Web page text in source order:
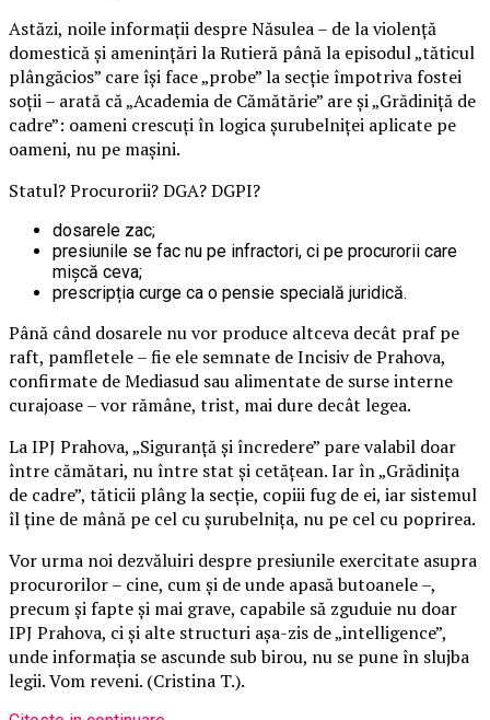
Astăzi, noile informații despre Năsulea – de la violență
domestică și amenințări la Rutieră până la episodul „tăticul
plângăcios” care își face „probe” la secție împotriva fostei
soții – arată că „Academia de Cămătărie” are și „Grădiniță de
cadre”: oameni crescuți în logica șurubelniței aplicate pe
oameni, nu pe mașini.
Statul? Procurorii? DGA? DGPI?
dosarele zac;
presiunile se fac nu pe infractori, ci pe procurorii care
mișcă ceva;
prescripția curge ca o pensie specială juridică.
Până când dosarele nu vor produce altceva decât praf pe
raft, pamfletele – fie ele semnate de Incisiv de Prahova,
confirmate de Mediasud sau alimentate de surse interne
curajoase – vor rămâne, trist, mai dure decât legea.
La IPJ Prahova, „Siguranță și încredere” pare valabil doar
între cămătari, nu între stat și cetățean. Iar în „Grădinița
de cadre”, tăticii plâng la secție, copiii fug de ei, iar sistemul
îl ține de mână pe cel cu șurubelnița, nu pe cel cu poprirea.
Vor urma noi dezvăluiri despre presiunile exercitate asupra
procurorilor – cine, cum și de unde apasă butoanele –,
precum și fapte și mai grave, capabile să zguduie nu doar
IPJ Prahova, ci și alte structuri așa-zis de „intelligence”,
unde informația se ascunde sub birou, nu se pune în slujba
legii. Vom reveni. (Cristina T.).